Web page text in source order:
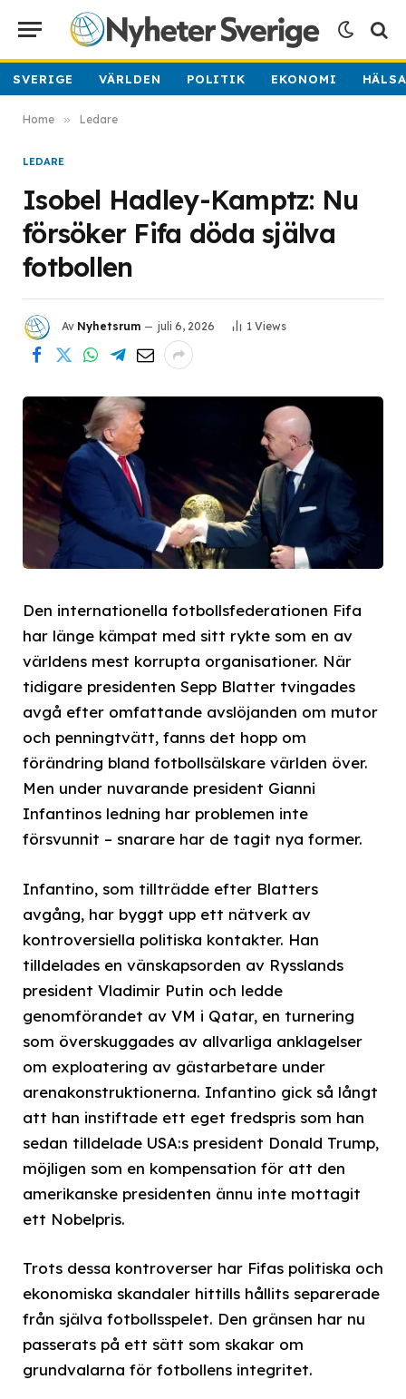
SVERIGE VÄRLDEN POLITIK EKONOMI
Home » Ledare
LEDARE
Isobel Hadley-Kamptz: Nu
försöker Fifa döda själva
fotbollen
Av Nyhetsrum juli 6, 2026 1 Views
Den internationella fotbollsfederationen Fifa
har länge kämpat med sitt rykte som en av
världens mest korrupta organisationer. När
tidigare presidenten Sepp Blatter tvingades
avgå efter omfattande avslöjanden om mutor
och penningtvätt, fanns det hopp om
förändring bland fotbollsälskare världen över.
Men under nuvarande president Gianni
Infantinos ledning har problemen inte
försvunnit – snarare har de tagit nya former.
Infantino, som tillträdde efter Blatters
avgång, har byggt upp ett nätverk av
kontroversiella politiska kontakter. Han
tilldelades en vänskapsorden av Rysslands
president Vladimir Putin och ledde
genomförandet av VM i Qatar, en turnering
som överskuggades av allvarliga anklagelser
om exploatering av gästarbetare under
arenakonstruktionerna. Infantino gick så långt
att han instiftade ett eget fredspris som han
sedan tilldelade USA:s president Donald Trump,
möjligen som en kompensation för att den
amerikanske presidenten ännu inte mottagit
ett Nobelpris.
Trots dessa kontroverser har Fifas politiska och
ekonomiska skandaler hittills hållits separerade
från själva fotbollsspelet. Den gränsen har nu
passerats på ett sätt som skakar om
grundvalarna för fotbollens integritet.